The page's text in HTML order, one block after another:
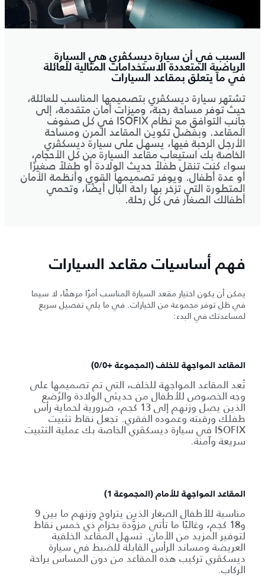
السبب في أن سيارة ديسكڤري هي السيارة
الرياضية المتعددة الاستخدامات المثالية للعائلة
في ما يتعلق بمقاعد السيارات
تشتهر سيارة ديسكڤري بتصميمها المناسب للعائلة،
حيث توفر مساحة رحبة، وميزات أمان متقدمة، إلى
جانب التوافق مع نظام ISOFIX في كل صفوف
المقاعد. وبفضل تكوين المقاعد المرن ومساحة
الأرجل الرحبة فيها، يسهل على سيارة ديسكڤري
الخاصة بك استيعاب مقاعد السيارة من كل الأحجام،
سواء كنت تنقل طفلاً حديث الولادة أو طفلاً صغيرًا
أو عدة أطفال. ويوفر تصميمها القوي وأنظمة الأمان
المتطورة التي تزخر بها راحة البال أيضًا، وتحمي
أطفالك الصغار في كل رحلة.
فهم أساسيات مقاعد السيارات
يمكن أن يكون اختيار مقعد السيارة المناسب أمرًا مرهقًا، لا سيما
في ظل توفر مجموعة من الخيارات. في ما يلي تفصيل سريع
لمساعدتك في البدء:
المقاعد المواجهة للخلف (المجموعة ‎0/0+‎)
تُعد المقاعد المواجهة للخلف، التي تم تصميمها على
وجه الخصوص للأطفال من حديثي الولادة والرُضع
الذين يصل وزنهم إلى 13 كجم، ضرورية لحماية رأس
طفلك ورقبته وعموده الفقري. تجعل نقاط تثبيت
ISOFIX في سيارة ديسكڤري الخاصة بك عملية التثبيت
سريعة وآمنة.
المقاعد المواجهة للأمام (المجموعة 1)
مناسبة للأطفال الصغار الذين يتراوح وزنهم ما بين 9
و18 كجم، وغالبًا ما تأتي مزوَّدة بحزام ذي خمس نقاط
لتوفير المزيد من الأمان. تسهل المقاعد الخلفية
العريضة ومساند الرأس القابلة للضبط في سيارة
ديسكڤري تركيب هذه المقاعد من دون المساس براحة
الركاب.